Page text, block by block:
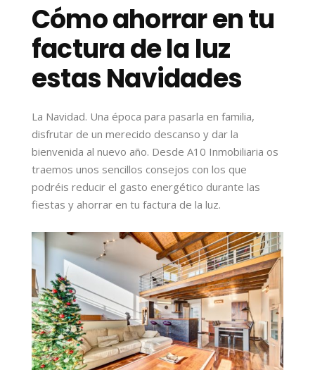
Cómo ahorrar en tu
factura de la luz
estas Navidades
La Navidad. Una época para pasarla en familia,
disfrutar de un merecido descanso y dar la
bienvenida al nuevo año. Desde A10 Inmobiliaria os
traemos unos sencillos consejos con los que
podréis reducir el gasto energético durante las
fiestas y ahorrar en tu factura de la luz.